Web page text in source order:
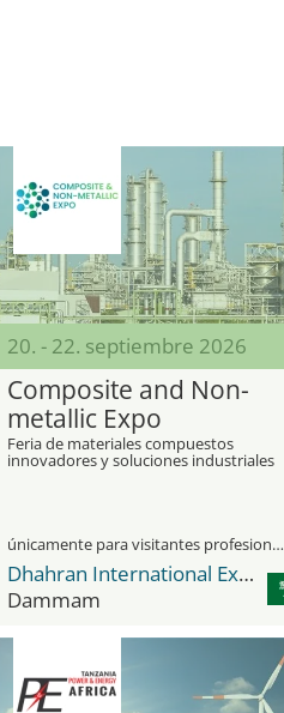
20. - 22. septiembre 2026
Composite and Non-
metallic Expo
Feria de materiales compuestos
innovadores y soluciones industriales
únicamente para visitantes profesionales
Dhahran International Exhibitions Center
Dammam